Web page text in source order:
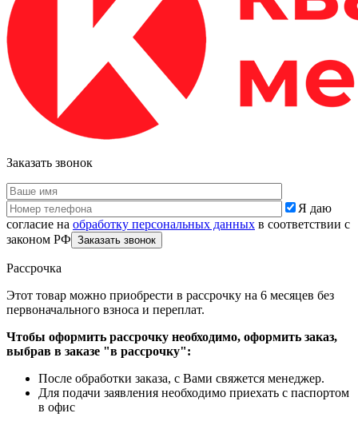
Заказать звонок
Я даю
согласие на обработку персональных данных в соответствии с
законом РФ
Рассрочка
Этот товар можно приобрести в рассрочку на 6 месяцев без
первоначального взноса и переплат.
Чтобы оформить рассрочку необходимо, оформить заказ,
выбрав в заказе "в рассрочку":
После обработки заказа, с Вами свяжется менеджер.
Для подачи заявления необходимо приехать с паспортом
в офис